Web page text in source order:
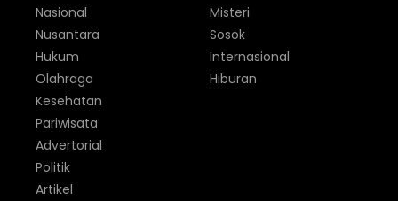
Nasional
Nusantara
Hukum
Olahraga
Misteri
Sosok
Internasional
Hiburan
Kesehatan
Pariwisata
Advertorial
Politik
Artikel